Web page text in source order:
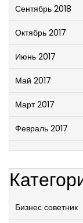
Сентябрь 2018
Октябрь 2017
Июнь 2017
Май 2017
Март 2017
Февраль 2017
Бизнес советник